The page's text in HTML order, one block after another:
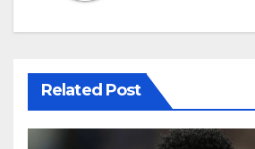
Related Post